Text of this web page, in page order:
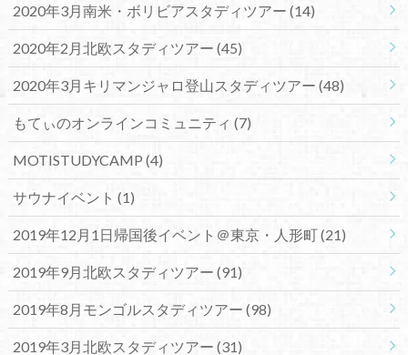
2020年3月南米・ボリビアスタディツアー (14)
2020年2月北欧スタディツアー (45)
2020年3月キリマンジャロ登山スタディツアー (48)
もてぃのオンラインコミュニティ (7)
MOTISTUDYCAMP (4)
サウナイベント (1)
2019年12月1日帰国後イベント＠東京・人形町(21)
2019年9月北欧スタディツアー (91)
2019年8月モンゴルスタディツアー (98)
2019年3月北欧スタディツアー (31)